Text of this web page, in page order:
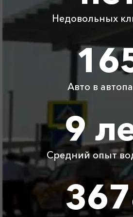
Абрау-Дюрсо ⇆
295 ₽ 590 ₽
300 ₽ 350 ₽
Абрау-Дюрсо ⇆
Абрау-Дюрсо ⇆
775 ₽ 1550 ₽
автокресло
Бесплатно
Бесплатно
Недовольных
Авто в
9
Средний опыт